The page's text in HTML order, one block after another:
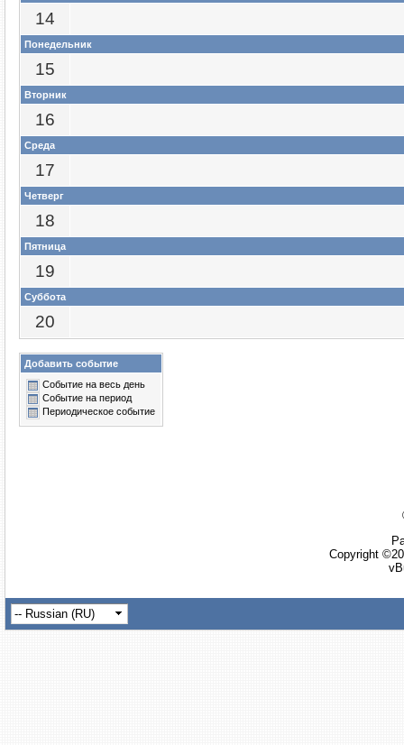
14
Понедельник
15
Вторник
16
Среда
17
Четверг
18
Пятница
19
Суббота
20
Добавить событие
Событие на весь день
Событие на период
Периодическое событие
Copyright